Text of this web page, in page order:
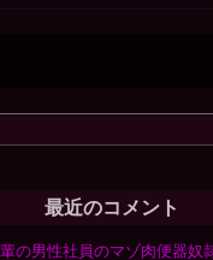
最近のコメント